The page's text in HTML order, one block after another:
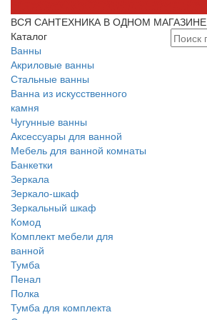
ВСЯ САНТЕХНИКА В ОДНОМ МАГАЗИНЕ
Каталог
Ванны
Акриловые ванны
Стальные ванны
Ванна из искусственного
камня
Чугунные ванны
Аксессуары для ванной
Мебель для ванной комнаты
Банкетки
Зеркала
Зеркало-шкаф
Зеркальный шкаф
Комод
Комплект мебели для
ванной
Тумба
Пенал
Полка
Тумба для комплекта